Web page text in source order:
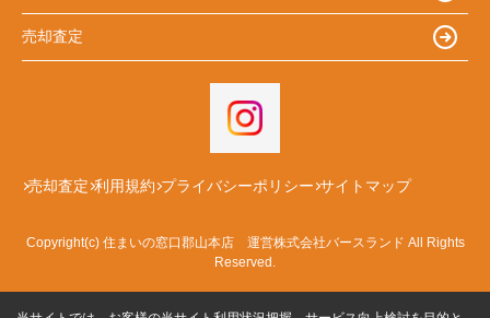
売却査定
売却査定 利用規約 プライバシーポリシー サイトマップ
Copyright(c) 住まいの窓口郡山本店 運営株式会社バースランド All Rights
Reserved.